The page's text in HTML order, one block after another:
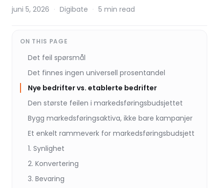
juni 5, 2026 · Digibate · 5 min read
ON THIS PAGE
Det feil spørsmål
Det finnes ingen universell prosentandel
Nye bedrifter vs. etablerte bedrifter
Den største feilen i markedsføringsbudsjettet
Bygg markedsføringsaktiva, ikke bare kampanjer
Et enkelt rammeverk for markedsføringsbudsjett
1. Synlighet
2. Konvertering
3. Bevaring